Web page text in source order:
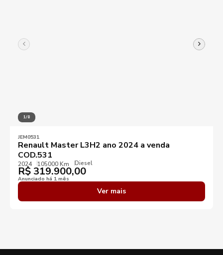
1/8
JEM0531
Renault Master L3H2 ano 2024 a venda
COD.531
2024 105000 Km Diesel
R$ 319.900,00
Anunciado há 1 mês
Ver mais